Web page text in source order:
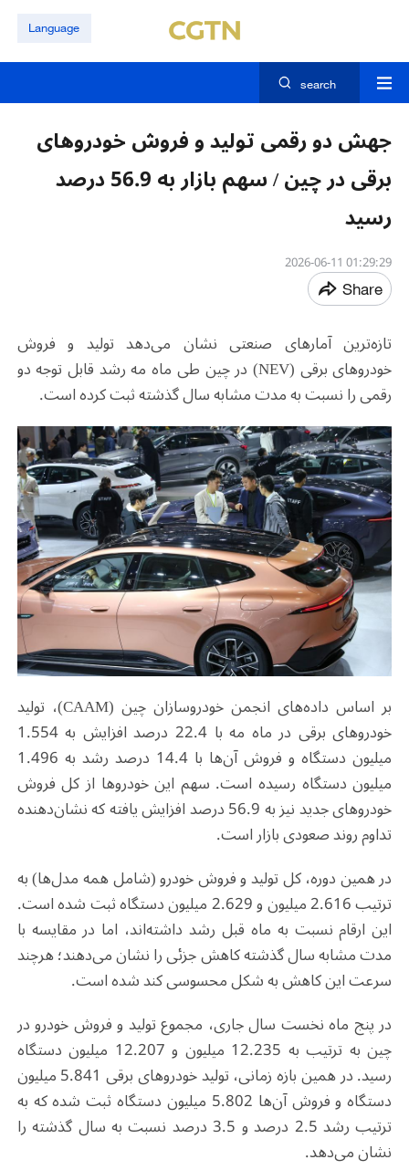
Language
search
جهش دو رقمی تولید و فروش خودروهای
برقی در چین / سهم بازار به 56.9 درصد
رسید
01:29:29 2026-06-11
Share
تازه‌ترین آمارهای صنعتی نشان می‌دهد تولید و فروش
خودروهای برقی (NEV) در چین طی ماه مه رشد قابل توجه دو
رقمی را نسبت به مدت مشابه سال گذشته ثبت کرده است.
بر اساس داده‌های انجمن خودروسازان چین (CAAM)، تولید
خودروهای برقی در ماه مه با 22.4 درصد افزایش به 1.554
میلیون دستگاه و فروش آن‌ها با 14.4 درصد رشد به 1.496
میلیون دستگاه رسیده است. سهم این خودروها از کل فروش
خودروهای جدید نیز به 56.9 درصد افزایش یافته که نشان‌دهنده
تداوم روند صعودی بازار است.
در همین دوره، کل تولید و فروش خودرو (شامل همه مدل‌ها) به
ترتیب 2.616 میلیون و 2.629 میلیون دستگاه ثبت شده است.
این ارقام نسبت به ماه قبل رشد داشته‌اند، اما در مقایسه با
مدت مشابه سال گذشته کاهش جزئی را نشان می‌دهند؛ هرچند
سرعت این کاهش به شکل محسوسی کند شده است.
در پنج ماه نخست سال جاری، مجموع تولید و فروش خودرو در
چین به ترتیب به 12.235 میلیون و 12.207 میلیون دستگاه
رسید. در همین بازه زمانی، تولید خودروهای برقی 5.841 میلیون
دستگاه و فروش آن‌ها 5.802 میلیون دستگاه ثبت شده که به
ترتیب رشد 2.5 درصد و 3.5 درصد نسبت به سال گذشته را
نشان می‌دهد.